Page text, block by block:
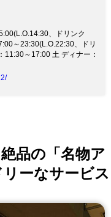
業時間について080-4471-
わせください。 【安全・
の検温を実施（37.5℃以上
ます） 2. ご来店時は手指の
マスクの着用（ハンカチ使
ノブ・取っ手・洗面台・ト
テーブル・お盆等は都度消
、ドリンク
～23:30(L.O.22:30、ドリ
11:30～17:00 土 ディナー：
品の「名物ア
ーなサービス